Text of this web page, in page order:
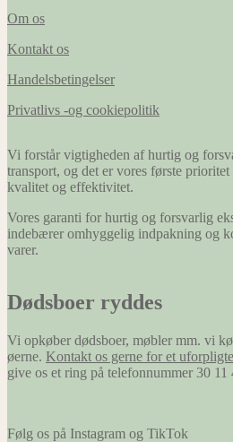
Om os
Kontakt os
Handelsbetingelser
Privatlivs -og cookiepolitik
Vi forstår vigtigheden af hurtig og
transport, og det er vores første
kvalitet og effektivitet.
Vores garanti for hurtig og forsvarlig
indebærer omhyggelig indpakning og
varer.
Dødsboer ryddes
Vi opkøber dødsboer, møbler mm. vi
øerne. Kontakt os gerne for et
give os et ring på telefonnummer 30 11
Følg os på Instagram og TikTok